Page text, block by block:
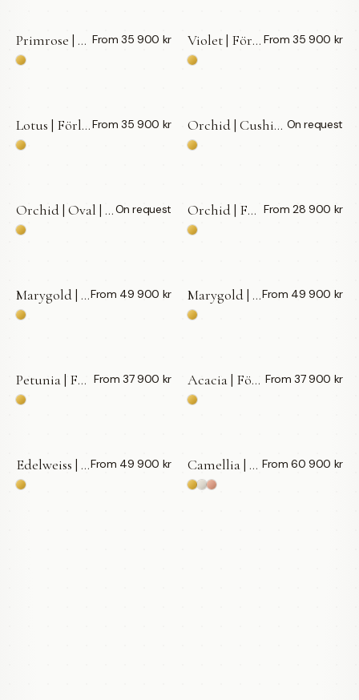
Primrose | Förlovningsring | 18k Guld — LWL From 35 900 kr Violet | Förlovningsring | 18k Guld — LWL From 35 900 kr
Lotus | Förlovningsring | 18k Guld — LWLFrom 35 900 kr BY APPOINTMENT
Orchid | Cushion | Förlovningsring | 18k Guld — LWL On request
BY APPOINTMENT
Orchid | Oval | Förlovningsring | 18k Guld — LWLOn request Orchid | Förlovningsring | 18k Guld — LWL From 28 900 kr
Marygold | Oval | Förlovningsring | 18k Guld — LWLFrom 49 900 kr Marygold | Förlovningsring | 18k Guld — LWLFrom 49 900 kr
Petunia | Förlovningsring | 18k Guld — LWL From 37 900 kr Acacia | Förlovningsring | 18k Guld — LWL From 37 900 kr
Edelweiss | Oval | Förlovningsring | 18k Guld — LWLFrom 49 900 kr Camellia | Förlovningsring | 18k Guld — LWL From 60 900 kr